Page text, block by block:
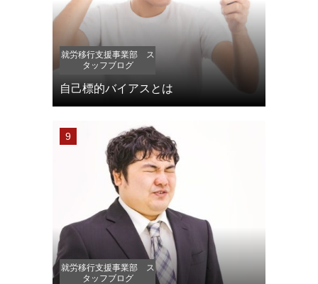
就労移行支援事業部 ス
タッフブログ
自己標的バイアスとは
就労移行支援事業部 ス
タッフブログ